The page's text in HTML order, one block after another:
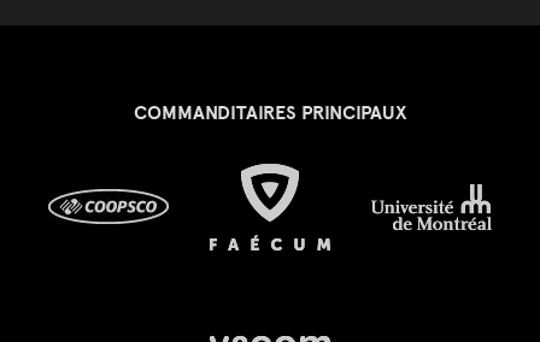
COMMANDITAIRES PRINCIPAUX